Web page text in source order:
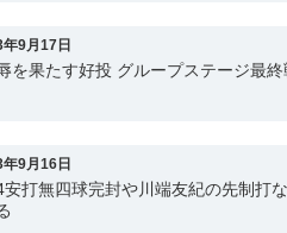
9月17日
を果たす好投 グループステージ最
9月16日
打無四球完封や川端友紀の先制打